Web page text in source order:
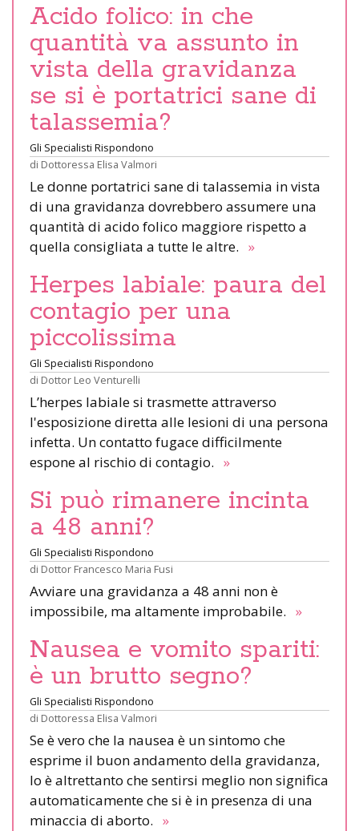
Acido folico: in che
quantità va assunto in
vista della gravidanza
se si è portatrici sane di
talassemia?
Gli Specialisti Rispondono
di Dottoressa Elisa Valmori
Le donne portatrici sane di talassemia in vista
di una gravidanza dovrebbero assumere una
quantità di acido folico maggiore rispetto a
quella consigliata a tutte le altre. »
Herpes labiale: paura del
contagio per una
piccolissima
Gli Specialisti Rispondono
di Dottor Leo Venturelli
L’herpes labiale si trasmette attraverso
l'esposizione diretta alle lesioni di una persona
infetta. Un contatto fugace difficilmente
espone al rischio di contagio. »
Si può rimanere incinta
a 48 anni?
Gli Specialisti Rispondono
di Dottor Francesco Maria Fusi
Avviare una gravidanza a 48 anni non è
impossibile, ma altamente improbabile. »
Nausea e vomito spariti:
è un brutto segno?
Gli Specialisti Rispondono
di Dottoressa Elisa Valmori
Se è vero che la nausea è un sintomo che
esprime il buon andamento della gravidanza,
lo è altrettanto che sentirsi meglio non significa
automaticamente che si è in presenza di una
minaccia di aborto. »